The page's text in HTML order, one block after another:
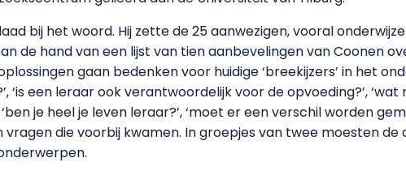
bij het woord. Hij zette de 25 aanwezigen, vooral
de hand van een lijst van tien aanbevelingen van Coonen
gaan bedenken voor huidige ‘breekijzers’ in het
‘is een leraar ook verantwoordelijk voor de opvoeding?’,
je heel je leven leraar?’, ‘moet er een verschil worden
vragen die voorbij kwamen. In groepjes van twee moesten